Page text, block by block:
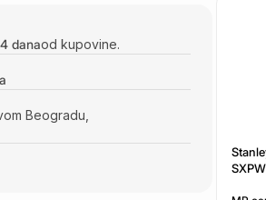
danaod kupovine.
Beogradu,